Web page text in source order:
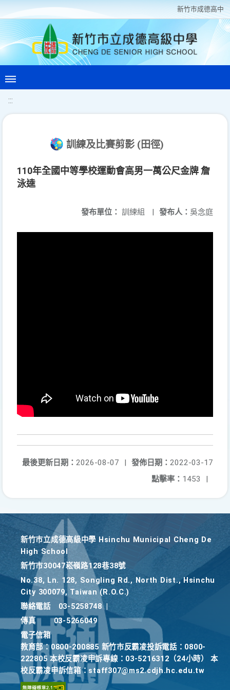
新竹巿成德高中
:::
訓練及比賽剪影 (田徑)
110年全國中等學校運動會高男一萬公尺金牌 詹
泳逵
發布人： 吳念庭
發布單位： 訓練組 |
發佈日期： 2022-03-17
最後更新日期： 2026-08-07
|
點擊率： 1453 |
新竹巿立成德高級中學 Hsinchu Municipal Cheng De
High School
新竹巿30047崧嶺路128巷38號
No.38, Ln. 128, Songling Rd., North Dist., Hsinchu
City 300079, Taiwan (R.O.C.)
聯絡電話
03-5258748
傳真
03-5266049
電子信箱
教育部：0800-200885 新竹市反霸凌投訴電話：0800-
222805 本校反霸凌申訴專線：03-5216312（24小時） 本
校反霸凌申訴信箱：staff307@ms2.cdjh.hc.edu.tw